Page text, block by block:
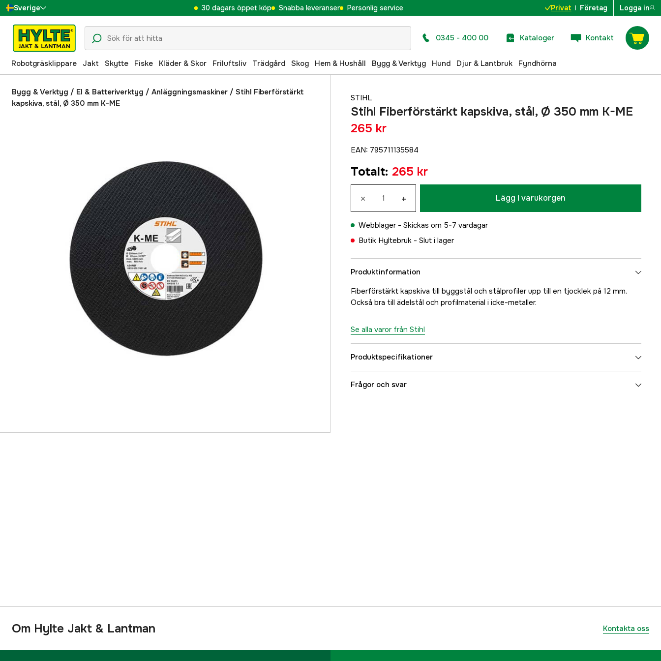
Sverige
Danmark
Suomi
Norge
Deutschland
30 dagars öppet köp Snabba leveranser Personlig service Privat Företag Logga in
0345 - 400 00 Kataloger Kontakt
Robotgräsklippare Jakt Skytte Fiske Kläder & Skor Friluftsliv Trädgård Skog Hem & Hushåll Bygg & Verktyg Hund Djur & Lantbruk Fyndhörna
Bygg & Verktyg / El & Batteriverktyg / Anläggningsmaskiner / Stihl Fiberförstärkt
kapskiva, stål, Ø 350 mm K-ME
STIHL
Stihl Fiberförstärkt kapskiva, stål, Ø 350 mm K-ME
265 kr
EAN: 795711135584
Totalt: 265 kr
× + Lägg i varukorgen
Webblager - Skickas om 5-7 vardagar
Butik Hyltebruk - Slut i lager
Produktinformation
Fiberförstärkt kapskiva till byggstål och stålprofiler upp till en tjocklek på 12 mm.
Också bra till ädelstål och profilmaterial i icke-metaller.
Se alla varor från Stihl
Produktspecifikationer
Diameter
Frågor och svar
Om Hylte Jakt & Lantman Kontakta oss